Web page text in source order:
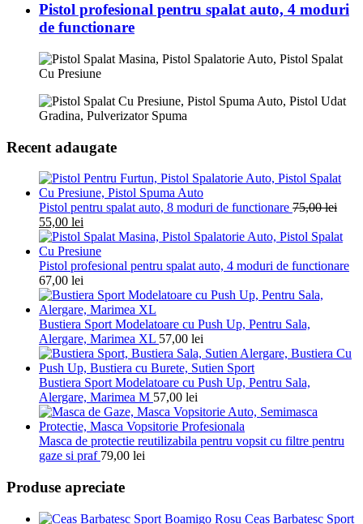
Pistol profesional pentru spalat auto, 4 moduri
de functionare
Recent adaugate
Pistol pentru spalat auto, 8 moduri de functionare 75,00lei
55,00 lei
Pistol profesional pentru spalat auto, 4 moduri de functionare
67,00 lei
Bustiera Sport Modelatoare cu Push Up, Pentru Sala,
Alergare, Marimea XL 57,00 lei
Bustiera Sport Modelatoare cu Push Up, Pentru Sala,
Alergare, Marimea M 57,00 lei
Masca de protectie reutilizabila pentru vopsit cu filtre pentru
gaze si praf 79,00 lei
Produse apreciate
Ceas Barbatesc Sport